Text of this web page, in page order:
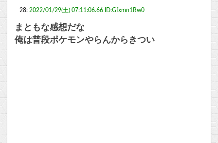
28: 2022/01/29(土) 07:11:06.66 ID:Gfxmn1Rw0
まともな感想だな
俺は普段ポケモンやらんからきつい